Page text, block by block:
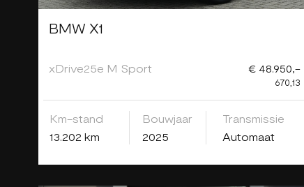
BMW X1
xDrive25e M Sport € 48.950,-
670,13
Km-stand
13.202 km
Bouwjaar
2025
Transmissie
Automaat